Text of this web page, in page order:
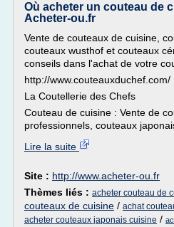
Où acheter un couteau de
Acheter-ou.fr
Vente de couteaux de cuisine,
couteaux wusthof et couteaux
conseils dans l'achat de votre
http://www.couteauxduchef.com/
La Coutellerie des Chefs
Couteau de cuisine : Vente de
professionnels, couteaux
Lire la suite
Site : http://www.acheter-ou.fr
Thèmes liés : acheter couteau de
couteaux de cuisine / achat
acheter couteaux japonais cuisine /